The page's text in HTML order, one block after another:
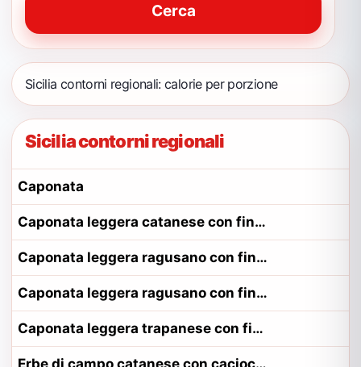
Cerca
Sicilia contorni regionali: calorie per porzione
Sicilia contorni regionali
Caponata
Caponata leggera catanese con finocchietto
Caponata leggera ragusano con finocchietto
Caponata leggera ragusano con finocchietto alla contadina ragusano
Caponata leggera trapanese con finocchietto
Erbe di campo catanese con caciocavallo